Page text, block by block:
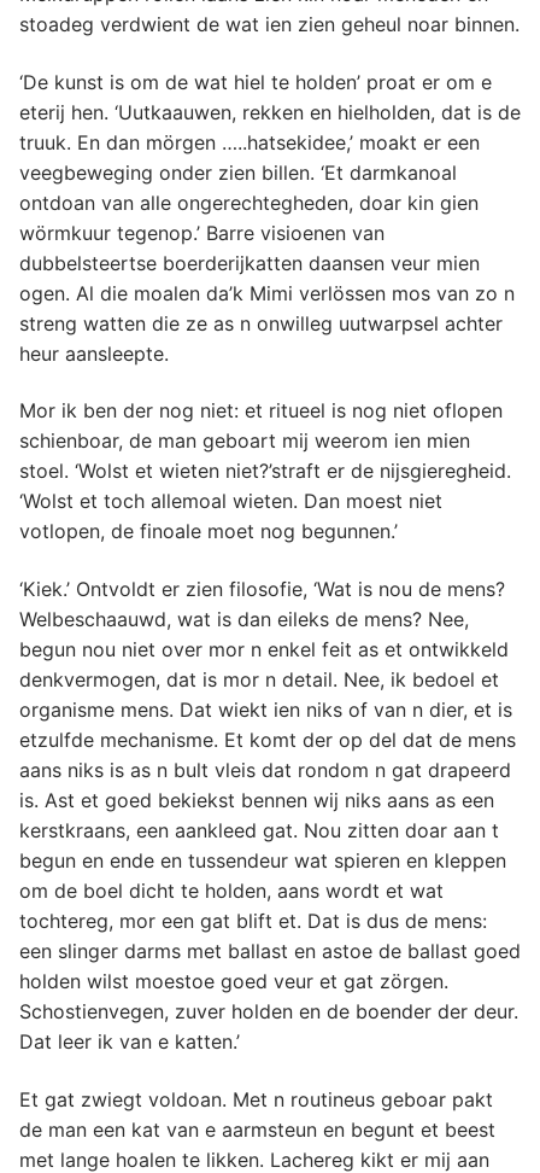
stoadeg verdwient de wat ien zien geheul noar binnen.
‘De kunst is om de wat hiel te holden’ proat er om e
eterij hen. ‘Uutkaauwen, rekken en hielholden, dat is de
truuk. En dan mörgen …..hatsekidee,’ moakt er een
veegbeweging onder zien billen. ‘Et darmkanoal
ontdoan van alle ongerechtegheden, doar kin gien
wörmkuur tegenop.’ Barre visioenen van
dubbelsteertse boerderijkatten daansen veur mien
ogen. Al die moalen da’k Mimi verlössen mos van zo n
streng watten die ze as n onwilleg uutwarpsel achter
heur aansleepte.
Mor ik ben der nog niet: et ritueel is nog niet oflopen
schienboar, de man geboart mij weerom ien mien
stoel. ‘Wolst et wieten niet?’straft er de nijsgieregheid.
‘Wolst et toch allemoal wieten. Dan moest niet
votlopen, de finoale moet nog begunnen.’
‘Kiek.’ Ontvoldt er zien filosofie, ‘Wat is nou de mens?
Welbeschaauwd, wat is dan eileks de mens? Nee,
begun nou niet over mor n enkel feit as et ontwikkeld
denkvermogen, dat is mor n detail. Nee, ik bedoel et
organisme mens. Dat wiekt ien niks of van n dier, et is
etzulfde mechanisme. Et komt der op del dat de mens
aans niks is as n bult vleis dat rondom n gat drapeerd
is. Ast et goed bekiekst bennen wij niks aans as een
kerstkraans, een aankleed gat. Nou zitten doar aan t
begun en ende en tussendeur wat spieren en kleppen
om de boel dicht te holden, aans wordt et wat
tochtereg, mor een gat blift et. Dat is dus de mens:
een slinger darms met ballast en astoe de ballast goed
holden wilst moestoe goed veur et gat zörgen.
Schostienvegen, zuver holden en de boender der deur.
Dat leer ik van e katten.’
Et gat zwiegt voldoan. Met n routineus geboar pakt
de man een kat van e aarmsteun en begunt et beest
met lange hoalen te likken. Lachereg kikt er mij aan